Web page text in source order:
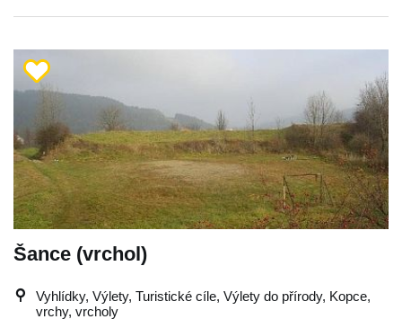
Šance (vrchol)
Vyhlídky, Výlety, Turistické cíle, Výlety do přírody, Kopce,
vrchy, vrcholy